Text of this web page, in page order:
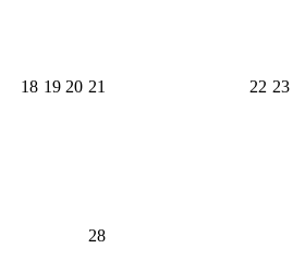
18 19 20 21 22 23
28